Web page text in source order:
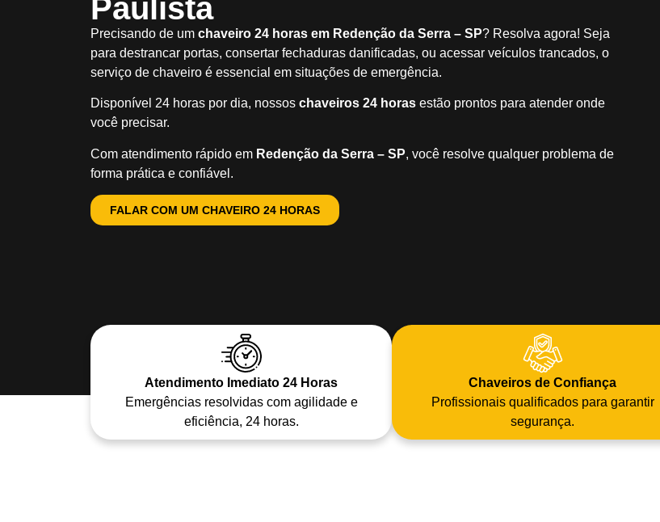
Paulista
Precisando de um chaveiro 24 horas em Redenção da Serra – SP? Resolva agora! Seja
para destrancar portas, consertar fechaduras danificadas, ou acessar veículos trancados, o
serviço de chaveiro é essencial em situações de emergência.
Disponível 24 horas por dia, nossos chaveiros 24 horas estão prontos para atender onde
você precisar.
Com atendimento rápido em Redenção da Serra – SP, você resolve qualquer problema de
forma prática e confiável.
FALAR COM UM CHAVEIRO 24 HORAS
Atendimento Imediato 24 Horas
Emergências resolvidas com agilidade e
eficiência, 24 horas.
Chaveiros de Confiança
Profissionais qualificados para garantir
segurança.